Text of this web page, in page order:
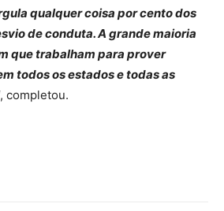
qualquer coisa por cento dos
de conduta. A grande maioria
que trabalham para prover
todos os estados e todas as
completou.